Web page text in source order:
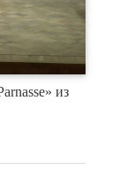
из